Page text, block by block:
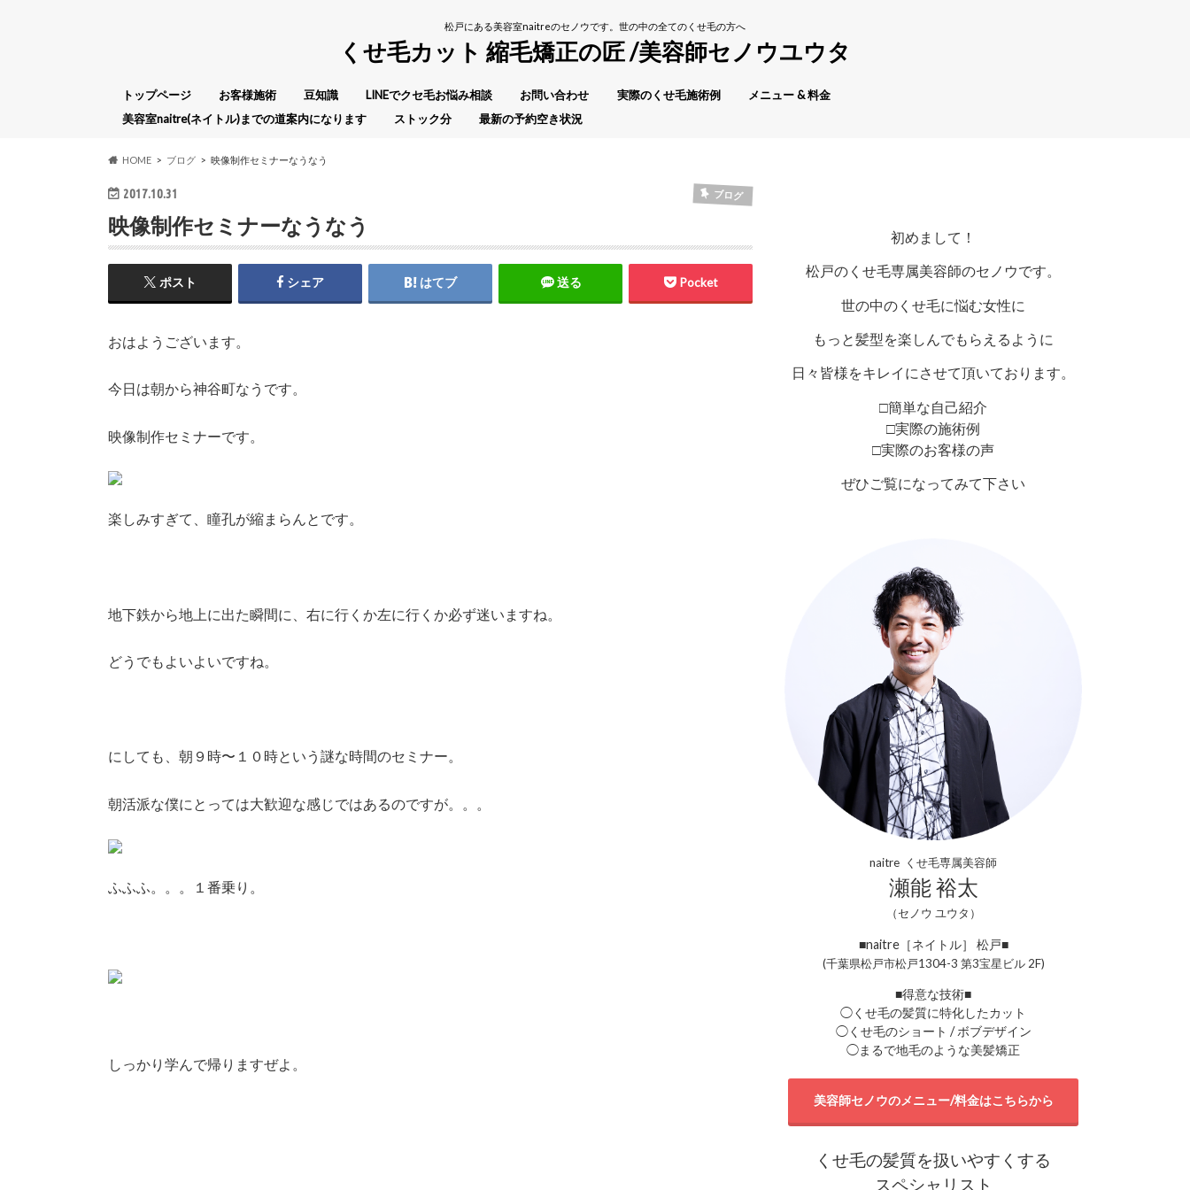
松戸にある美容室naitreのセノウです。世の中の全てのくせ毛の方へ
くせ毛カット 縮毛矯正の匠 /美容師セノウユウタ
トップページ お客様施術 豆知識 LINEでクセ毛お悩み相談 お問い合わせ 実際のくせ毛施術例
メニュー & 料金
美容室naitre(ネイトル)までの道案内になります
ストック分 最新の予約空き状況
HOME ブログ 映像制作セミナーなうなう
2017.10.31 ブログ
映像制作セミナーなうなう
ポスト シェア はてブ 送る Pocket
おはようございます。
今日は朝から神谷町なうです。
映像制作セミナーです。
楽しみすぎて、瞳孔が縮まらんとです。
地下鉄から地上に出た瞬間に、右に行くか左に行くか必ず迷いますね。
どうでもよいよいですね。
にしても、朝９時〜１０時という謎な時間のセミナー。
朝活派な僕にとっては大歓迎な感じではあるのですが。。。
ふふふ。。。１番乗り。
しっかり学んで帰りますぜよ。
初めまして！
松戸のくせ毛専属美容師のセノウです。
世の中のくせ毛に悩む女性に
もっと髪型を楽しんでもらえるように
日々皆様をキレイにさせて頂いております。
□簡単な自己紹介
□実際の施術例
□実際のお客様の声
ぜひご覧になってみて下さい
naitre くせ毛専属美容師
瀬能 裕太
（セノウ ユウタ）
■naitre［ネイトル］ 松戸■
(千葉県松戸市松戸1304-3 第3宝星ビル 2F)
■得意な技術■
◯くせ毛の髪質に特化したカット
◯くせ毛のショート / ボブデザイン
◯まるで地毛のような美髪矯正
美容師セノウのメニュー/料金はこちらから
くせ毛の髪質を扱いやすくする
スペシャリスト